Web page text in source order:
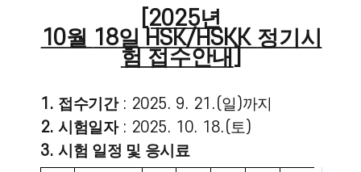
[2025년
10월 18일 HSK/HSKK 정기시
험 접수안내
1. 접수기간 : 2025. 9. 21 .(일 )까지
2. 시험일자 : 2025. 10. 18.( 토 )
3. 시험 일정 및 응시료